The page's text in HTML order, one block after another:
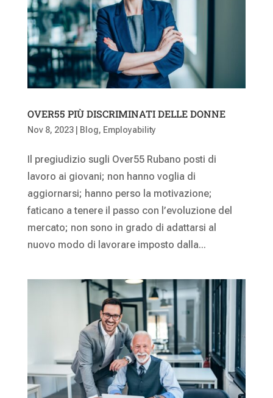
OVER55 PIÙ DISCRIMINATI DELLE DONNE
Nov 8, 2023| Blog, Employability
Il pregiudizio sugli Over55 Rubano posti di
lavoro ai giovani; non hanno voglia di
aggiornarsi; hanno perso la motivazione;
faticano a tenere il passo con l’evoluzione del
mercato; non sono in grado di adattarsi al
nuovo modo di lavorare imposto dalla...